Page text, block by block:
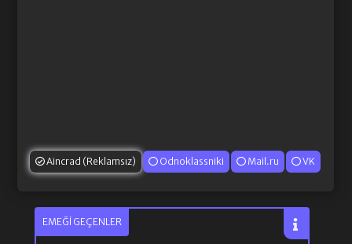
Aincrad (Reklamsız) Odnoklassniki Mail.ru VK
EMEĞI GEÇENLER